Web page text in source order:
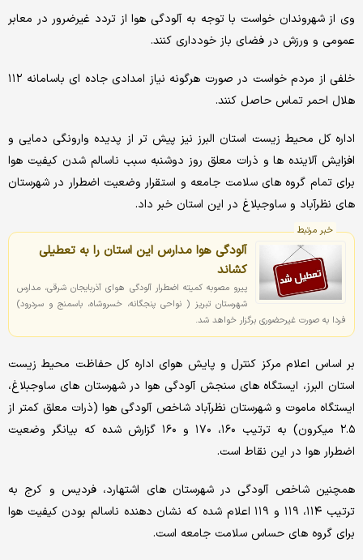
وی از شهروندان خواست با توجه به آلودگی هوا از تردد غیرضرور در معابر
عمومی و ورزش در فضای باز خودداری کنند.
خلفی از مردم خواست در صورت هرگونه نیاز امدادی جاده ای باسامانه ۱۱۲
هلال احمر تماس حاصل کنند.
اداره کل محیط زیست استان البرز نیز پیش تر از پدیده وارونگی دمایی و
افزایش آلاینده ها و ذرات معلق روز دوشنبه سبب ناسالم شدن کیفیت هوا
برای تمام گروه های سلامت جامعه و استقرار وضعیت اضطرار در شهرستان
های نظرآباد و ساوجبلاغ در این استان خبر داد.
خبر مرتبط
آلودگی هوا مدارس این استان را به تعطیلی
کشاند
پیرو مصوبه کمیته اضطرار آلودگی هوای آذربایجان شرقی، مدارس
شهرستان تبریز ( نواحی پنجگانه، خسروشاه، باسمنج و سردرود)
فردا به صورت غیرحضوری برگزار خواهد شد.
بر اساس اعلام مرکز کنترل و پایش هوای اداره کل حفاظت محیط زیست
استان البرز، ایستگاه های سنجش آلودگی هوا در شهرستان های ساوجبلاغ،
ایستگاه ماموت و شهرستان نظرآباد شاخص آلودگی هوا (ذرات معلق کمتر از
۲.۵ میکرون) به ترتیب ۱۶۰، ۱۷۰ و ۱۶۰ گزارش شده که بیانگر وضعیت
اضطرار هوا در این نقاط است.
همچنین شاخص آلودگی در شهرستان های اشتهارد، فردیس و کرج به
ترتیب ۱۱۴، ۱۱۹ و ۱۱۹ اعلام شده که نشان دهنده ناسالم بودن کیفیت هوا
برای گروه های حساس سلامت جامعه است.